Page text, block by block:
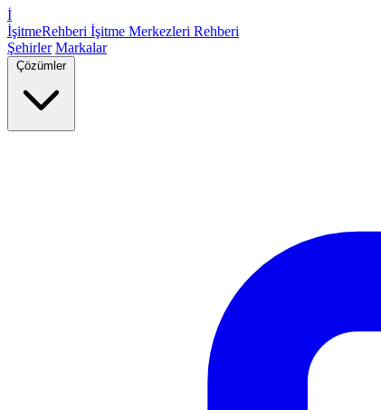
İ
İşitmeRehberi İşitme Merkezleri Rehberi
Şehirler Markalar
Çözümler